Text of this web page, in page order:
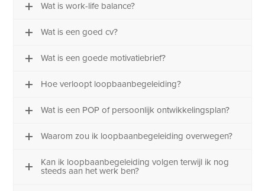
Wat is work-life balance?
Wat is een goed cv?
Wat is een goede motivatiebrief?
Hoe verloopt loopbaanbegeleiding?
Wat is een POP of persoonlijk ontwikkelingsplan?
Waarom zou ik loopbaanbegeleiding overwegen?
Kan ik loopbaanbegeleiding volgen terwijl ik nog
steeds aan het werk ben?